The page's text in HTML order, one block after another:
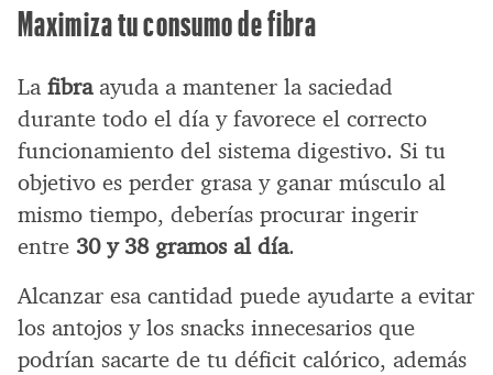
Maximiza tu consumo de fibra
La fibraayuda a mantener la saciedad
durante todo el día y favorece el correcto
funcionamiento del sistema digestivo. Si tu
objetivo es perder grasa y ganar músculo al
mismo tiempo, deberías procurar ingerir
entre 30 y 38 gramos al día.
Alcanzar esa cantidad puede ayudarte a evitar
los antojos y los snacks innecesarios que
podrían sacarte de tu déficit calórico, además